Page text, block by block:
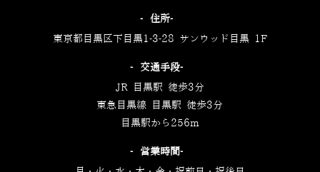
‐住所‐
東京都目黒区下目黒1-3-28 サンウッド目黒 1F
‐交通手段‐
JR 目黒駅 徒歩3分
東急目黒線 目黒駅 徒歩3分
目黒駅から256m
‐営業時間‐